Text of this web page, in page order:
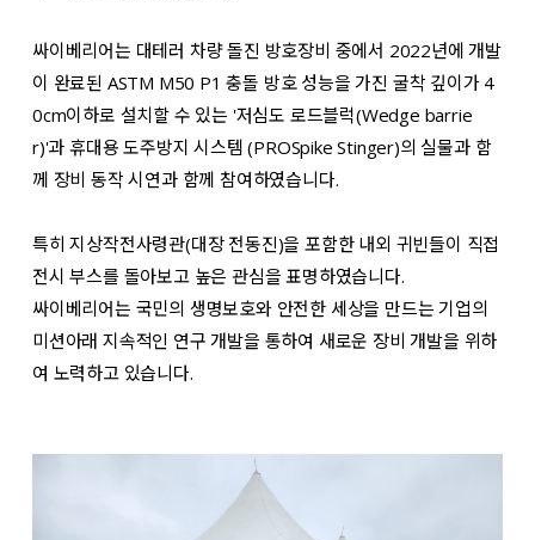
싸이베리어는 대테러 차량 돌진 방호장비 중에서 2022년에 개발
이 완료된 ASTM M50 P1 충돌 방호 성능을 가진 굴착 깊이가 4
0cm이하로 설치할 수 있는 '저심도 로드블럭(Wedge barrie
r)'과 휴대용 도주방지 시스템 (PROSpike Stinger)의 실물과 함
께 장비 동작 시연과 함께 참여하였습니다.
특히 지상작전사령관(대장 전동진)을 포함한 내외 귀빈들이 직접
전시 부스를 돌아보고 높은 관심을 표명하였습니다.
싸이베리어는 국민의 생명보호와 안전한 세상을 만드는 기업의
미션아래 지속적인 연구 개발을 통하여 새로운 장비 개발을 위하
여 노력하고 있습니다.